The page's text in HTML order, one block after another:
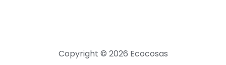
Copyright © 2026 Ecocosas